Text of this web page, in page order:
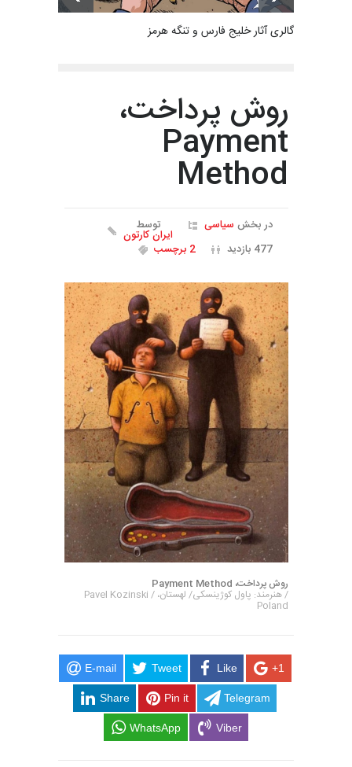
گالری آثار خلیج فارس و تنگه هرمز
روش پرداخت،
Payment
Method
در بخش سیاسی توسط
ایران کارتون
477 بازدید
2 برچسب
روش پرداخت، Payment Method
/ هنرمند: پاول کوژینسکی/ لهستان، Pavel Kozinski /
Poland
E-mail Tweet Like +1
Share Pin it Telegram
WhatsApp Viber